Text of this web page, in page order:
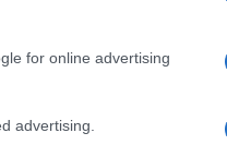
for online advertising
advertising.